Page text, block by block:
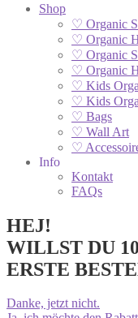
Shop
♡ Organic
♡ Organic
♡ Organic
♡ Organic
♡ Kids
♡ Kids
♡ Bags
♡ Wall Art
♡
Info
Kontakt
FAQs
HEJ!
WILLST DU
ERSTE
Danke, jetzt nicht.